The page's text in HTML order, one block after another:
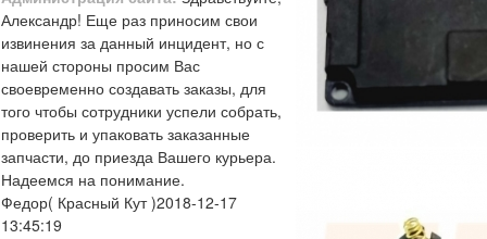
Александр! Еще раз приносим свои
извинения за данный инцидент, но с
нашей стороны просим Вас
своевременно создавать заказы, для
того чтобы сотрудники успели собрать,
проверить и упаковать заказанные
запчасти, до приезда Вашего курьера.
Надеемся на понимание.
Федор( Красный Кут )2018-12-17
13:45:19